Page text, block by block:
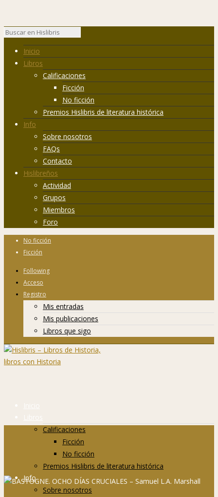
Inicio
Libros
Calificaciones
Ficción
No ficción
Premios Hislibris de literatura histórica
Info
Sobre nosotros
FAQs
Contacto
Hislibreños
Actividad
Grupos
Miembros
Foro
No ficción
Ficción
Following
Acceso
Registro
Mis entradas
Mis publicaciones
Libros que sigo
Inicio
Libros
Calificaciones
Ficción
No ficción
Premios Hislibris de literatura histórica
Info
Sobre nosotros